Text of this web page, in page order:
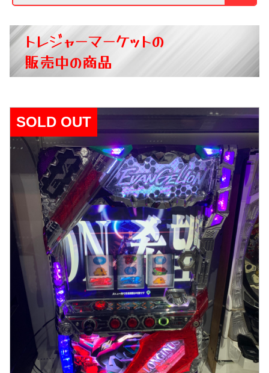
トレジャーマーケットの
販売中の商品
SOLD OUT